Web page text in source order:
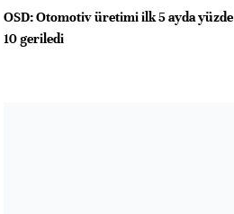
OSD: Otomotiv üretimi ilk 5 ayda yüzde
10 geriledi